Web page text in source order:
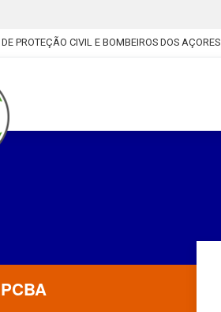
PROTEÇÃO CIVIL E BOMBEIROS DOS AÇORES